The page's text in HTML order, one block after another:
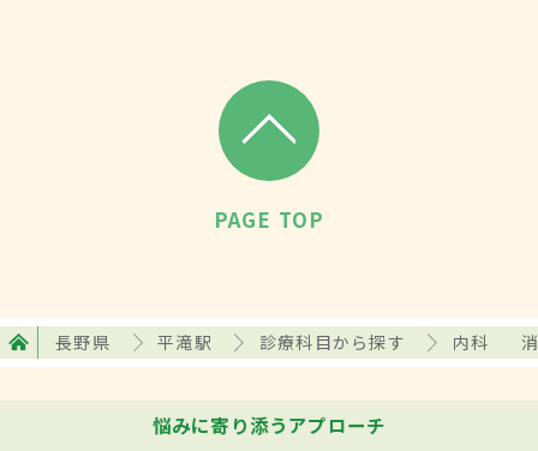
PAGE TOP
長野県 平滝駅 診療科目から探す 内科
悩みに寄り添うアプローチ